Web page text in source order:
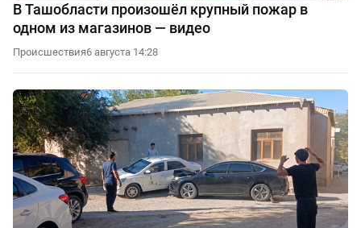
В Ташобласти произошёл крупный пожар в
одном из магазинов — видео
Происшествия6 августа 14:28